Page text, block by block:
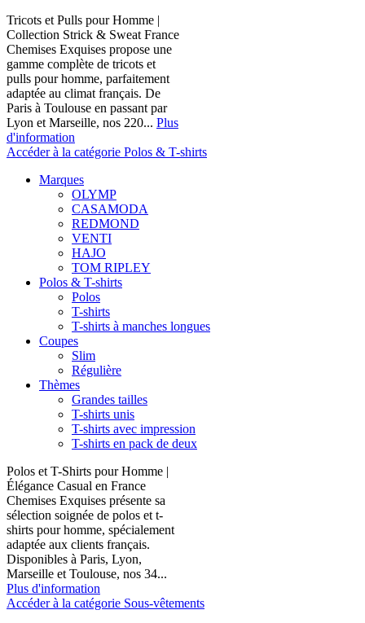
Tricots et Pulls pour Homme |
Collection Strick & Sweat France
Chemises Exquises propose une
gamme complète de tricots et
pulls pour homme, parfaitement
adaptée au climat français. De
Paris à Toulouse en passant par
Lyon et Marseille, nos 220... Plus
d'information
Accéder à la catégorie Polos & T-shirts
Marques
OLYMP
CASAMODA
REDMOND
VENTI
HAJO
TOM RIPLEY
Polos & T-shirts
Polos
T-shirts
T-shirts à manches longues
Coupes
Slim
Régulière
Thèmes
Grandes tailles
T-shirts unis
T-shirts avec impression
T-shirts en pack de deux
Polos et T-Shirts pour Homme |
Élégance Casual en France
Chemises Exquises présente sa
sélection soignée de polos et t-
shirts pour homme, spécialement
adaptée aux clients français.
Disponibles à Paris, Lyon,
Marseille et Toulouse, nos 34...
Plus d'information
Accéder à la catégorie Sous-vêtements